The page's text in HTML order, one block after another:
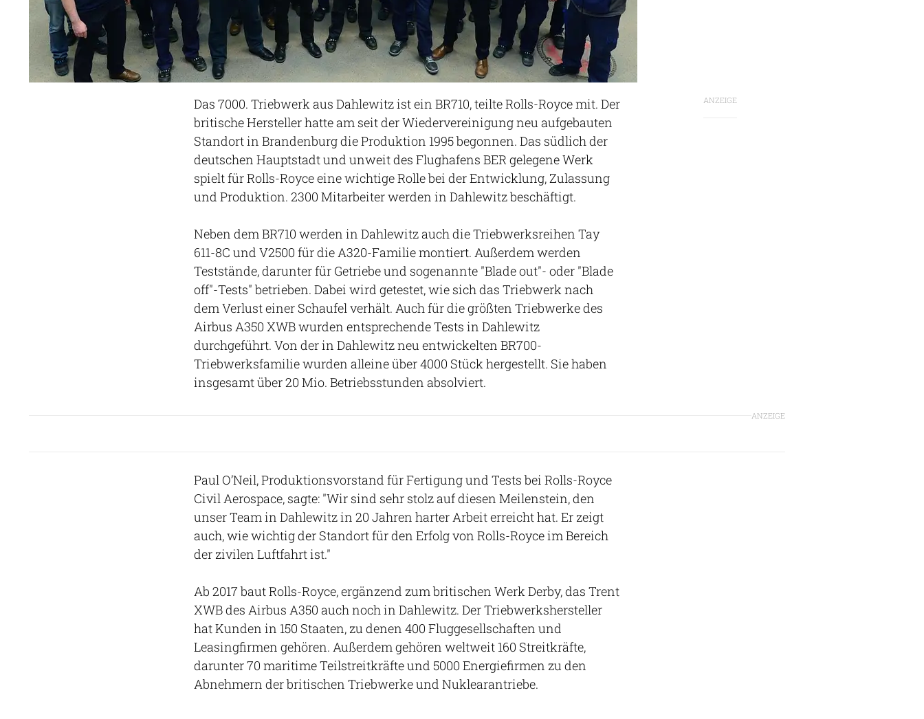
ANZEIGE
Das 7000. Triebwerk aus Dahlewitz ist ein BR710, teilte Rolls-Royce mit. Der
britische Hersteller hatte am seit der Wiedervereinigung neu aufgebauten
Standort in Brandenburg die Produktion 1995 begonnen. Das südlich der
deutschen Hauptstadt und unweit des Flughafens BER gelegene Werk
spielt für Rolls-Royce eine wichtige Rolle bei der Entwicklung, Zulassung
und Produktion. 2300 Mitarbeiter werden in Dahlewitz beschäftigt.
Neben dem BR710 werden in Dahlewitz auch die Triebwerksreihen Tay
611-8C und V2500 für die A320-Familie montiert. Außerdem werden
Teststände, darunter für Getriebe und sogenannte "Blade out"- oder "Blade
off"-Tests" betrieben. Dabei wird getestet, wie sich das Triebwerk nach
dem Verlust einer Schaufel verhält. Auch für die größten Triebwerke des
Airbus A350 XWB wurden entsprechende Tests in Dahlewitz
durchgeführt. Von der in Dahlewitz neu entwickelten BR700-
Triebwerksfamilie wurden alleine über 4000 Stück hergestellt. Sie haben
insgesamt über 20 Mio. Betriebsstunden absolviert.
ANZEIGE
Paul O’Neil, Produktionsvorstand für Fertigung und Tests bei Rolls-Royce
Civil Aerospace, sagte: "Wir sind sehr stolz auf diesen Meilenstein, den
unser Team in Dahlewitz in 20 Jahren harter Arbeit erreicht hat. Er zeigt
auch, wie wichtig der Standort für den Erfolg von Rolls-Royce im Bereich
der zivilen Luftfahrt ist."
Ab 2017 baut Rolls-Royce, ergänzend zum britischen Werk Derby, das Trent
XWB des Airbus A350 auch noch in Dahlewitz. Der Triebwerkshersteller
hat Kunden in 150 Staaten, zu denen 400 Fluggesellschaften und
Leasingfirmen gehören. Außerdem gehören weltweit 160 Streitkräfte,
darunter 70 maritime Teilstreitkräfte und 5000 Energiefirmen zu den
Abnehmern der britischen Triebwerke und Nuklearantriebe.